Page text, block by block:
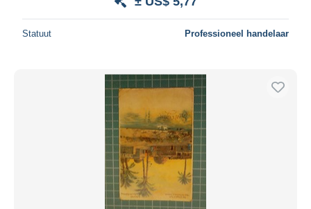
Statuut Professioneel handelaar